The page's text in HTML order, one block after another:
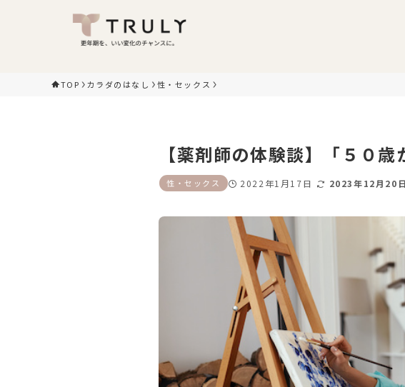
TOP カラダのはなし 性・セックス
【薬剤師の体験談】「５０
性・セックス 2022年1月17日 2023年12月20日